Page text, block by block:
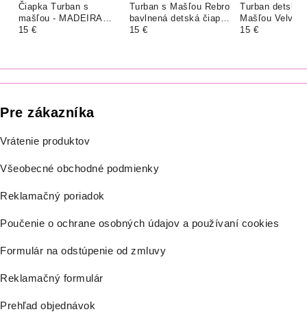
Čiapka Turban s
mašľou - MADEIRA
BIELA
15 €
Turban s Mašľou Rebro
bavlnená detská čiapka
BABY PINK
15 €
Turban detská
Mašľou Velvet -
RUŽOVÁ
15 €
Pre zákazníka
Vrátenie produktov
Všeobecné obchodné podmienky
Reklamačný poriadok
Poučenie o ochrane osobných údajov a používaní cookies
Formulár na odstúpenie od zmluvy
Reklamačný formulár
Prehľad objednávok